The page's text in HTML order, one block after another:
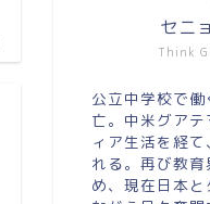
Think
セニ
公立中学校で
亡。中米グア
ィア生活を経
れる。再び教
め、現在日本